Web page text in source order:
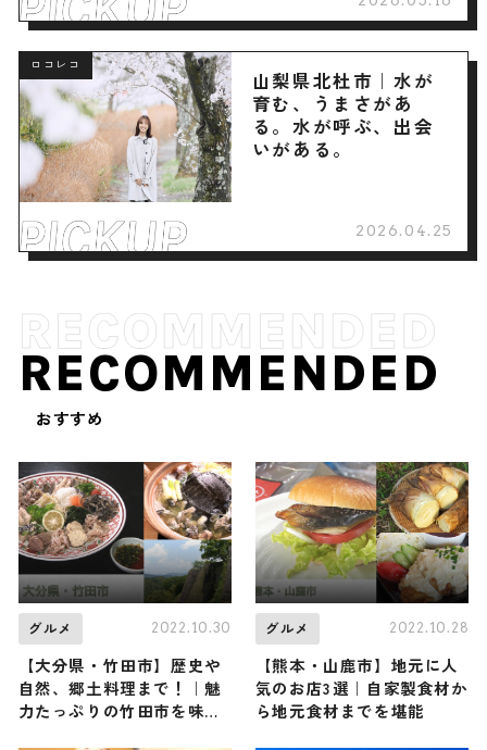
ロコレコ
山梨県北杜市｜水が
育む、うまさがあ
る。水が呼ぶ、出会
いがある。
2026.04.25
RECOMMENDED
おすすめ
グルメ 2022.10.30
【大分県・竹田市】歴史や
自然、郷土料理まで！｜魅
力たっぷりの竹田市を味わ
グルメ 2022.10.28
【熊本・山鹿市】地元に人
気のお店3選｜自家製食材か
ら地元食材までを堪能